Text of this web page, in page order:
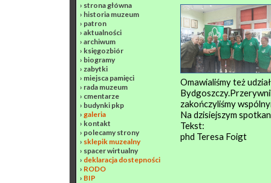
› strona główna
› historia muzeum
› patron
› aktualności
› archiwum
› księgozbiór
› biogramy
› zabytki
› miejsca pamięci
› rada muzeum
› cmentarze
› budynki pkp
› galeria
› kontakt
› polecamy strony
› sklepik muzealny
› spacer wirtualny
› deklaracja dostepności
› RODO
› BIP
Omawialiśmy też
zakończyliśmy
Na dzisiejszym
Tekst:
phd Teresa Foigt